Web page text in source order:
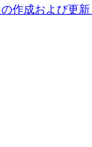
作成および更